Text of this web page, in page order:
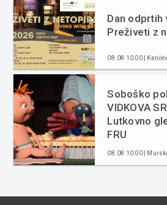
Dan odprtih
Preživeti z
08.08 10:00 |
Soboško
VIDKOVA
Lutkovno
FRU
08.08 10:00 |